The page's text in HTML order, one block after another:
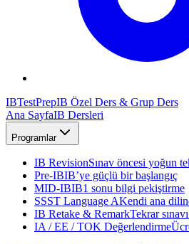
IBTestPrepIB Özel Ders & Grup Ders
Ana SayfaIB Dersleri
Programlar
IB RevisionSınav öncesi yoğun
Pre-IBIB’ye güçlü bir başlangıç
MID-IBIB1 sonu bilgi pekiştirme
SSST Language AKendi ana
IB Retake & RemarkTekrar
IA / EE / TOK Değerlendirme